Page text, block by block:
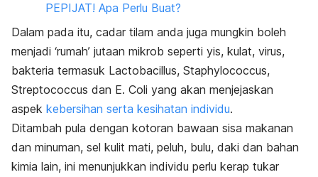
PEPIJAT! Apa Perlu Buat?
Dalam pada itu, cadar tilam anda juga mungkin boleh
menjadi ‘rumah’ jutaan mikrob seperti yis, kulat, virus,
bakteria termasuk Lactobacillus, Staphylococcus,
Streptococcus dan E. Coli yang akan menjejaskan
aspek kebersihan serta kesihatan individu.
Ditambah pula dengan kotoran bawaan sisa makanan
dan minuman, sel kulit mati, peluh, bulu, daki dan bahan
kimia lain, ini menunjukkan individu perlu kerap tukar